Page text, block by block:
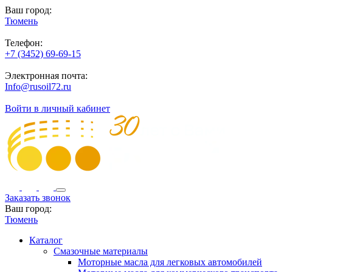
Ваш город:
Тюмень
Телефон:
+7 (3452) 69-69-15
Электронная почта:
Info@rusoil72.ru
Войти в личный кабинет
Заказать звонок
Ваш город:
Тюмень
Каталог
Смазочные материалы
Моторные масла для легковых автомобилей